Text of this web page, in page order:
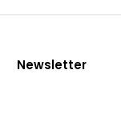
Newsletter